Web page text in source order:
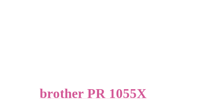
brother PR 1055X